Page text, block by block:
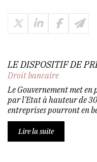
LE DISPOSITIF DE
Droit bancaire
Le Gouvernement met
par l'Etat à hauteur de
entreprises pourront en
Lire la suite